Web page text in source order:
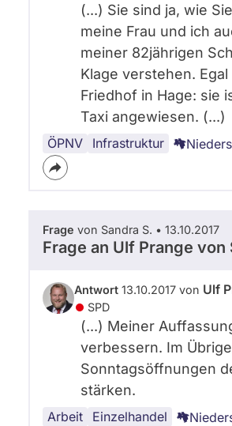
(...) Sie sind ja, wie
meine Frau und ich
meiner 82jährigen
Klage verstehen.
Friedhof in Hage: sie
Taxi angewiesen. (...)
ÖPNV Infrastruktur
Verkehr
Mobilität
Frage von Sandra S. • 13.10.2017
Frage an Ulf Prange von
Antwort 13.10.2017 von Ulf
SPD
(...) Meiner
verbessern. Im
Sonntagsöffnungen
stärken.
Arbeit Einzelhandel
Handel